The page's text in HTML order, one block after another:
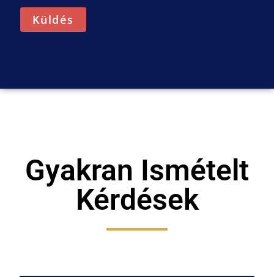
Küldés
Gyakran Ismételt
Kérdések